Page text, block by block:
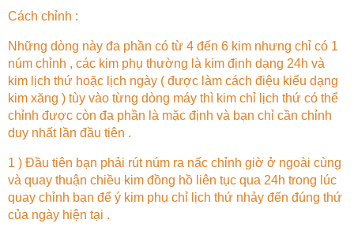
Cách chỉnh :
Những dòng này đa phần có từ 4 đến 6 kim nhưng chỉ có 1
núm chỉnh , các kim phụ thường là kim định dạng 24h và
kim lịch thứ hoặc lịch ngày ( được làm cách điệu kiểu dạng
kim xăng ) tùy vào từng dòng máy thì kim chỉ lịch thứ có thể
chỉnh được còn đa phần là mặc định và bạn chỉ cần chỉnh
duy nhất lần đầu tiên .
1 ) Đầu tiên bạn phải rút núm ra nấc chỉnh giờ ở ngoài cùng
và quay thuận chiều kim đồng hồ liên tục qua 24h trong lúc
quay chỉnh bạn để ý kim phụ chỉ lịch thứ nhảy đến đúng thứ
của ngày hiện tại .